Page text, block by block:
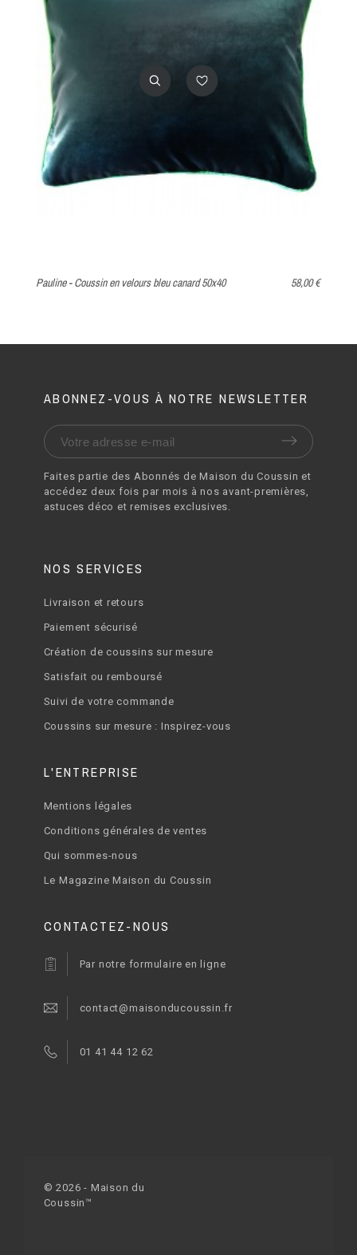
Pauline - Coussin en velours bleu canard 50x40
58,00 €
ABONNEZ-VOUS À NOTRE NEWSLETTER
Faites partie des Abonnés de Maison du Coussin et
accédez deux fois par mois à nos avant-premières,
astuces déco et remises exclusives.
NOS SERVICES
Livraison et retours
Paiement sécurisé
Création de coussins sur mesure
Satisfait ou remboursé
Suivi de votre commande
Coussins sur mesure : Inspirez-vous
L'ENTREPRISE
Mentions légales
Conditions générales de ventes
Qui sommes-nous
Le Magazine Maison du Coussin
CONTACTEZ-NOUS
Par notre formulaire en ligne
contact@maisonducoussin.fr
01 41 44 12 62
© 2026 - Maison du
Coussin™